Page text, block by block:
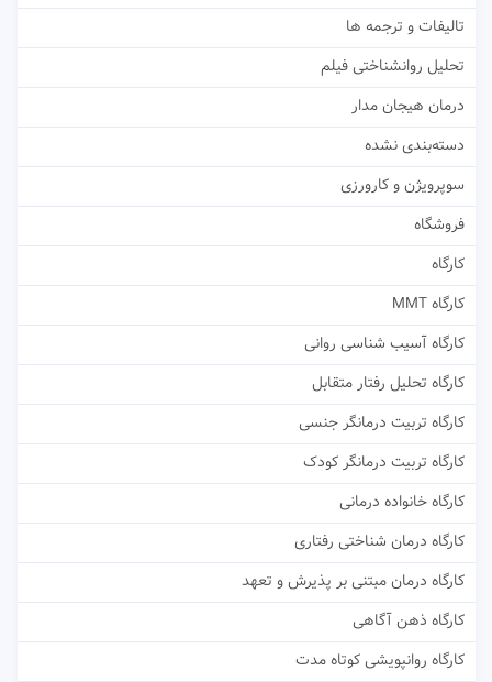
تالیفات و ترجمه ها
تحلیل روانشناختی فیلم
درمان هیجان مدار
دسته‌بندی نشده
سوپرویژن و کارورزی
فروشگاه
کارگاه
کارگاه MMT
کارگاه آسیب شناسی روانی
کارگاه تحلیل رفتار متقابل
کارگاه تربیت درمانگر جنسی
کارگاه تربیت درمانگر کودک
کارگاه خانواده درمانی
کارگاه درمان شناختی رفتاری
کارگاه درمان مبتنی بر پذیرش و تعهد
کارگاه ذهن آگاهی
کارگاه روانپویشی کوتاه مدت